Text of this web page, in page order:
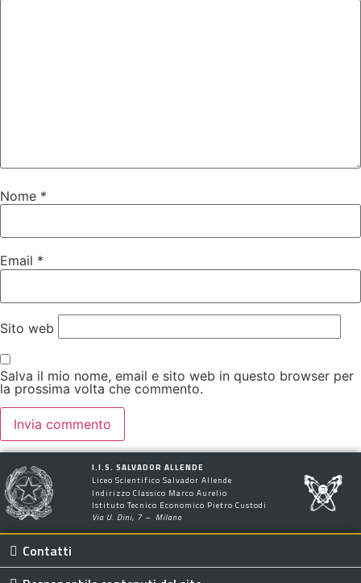
Nome *
Email *
Sito web
Salva il mio nome, email e sito web in questo browser per
la prossima volta che commento.
I.I.S. SALVADOR ALLENDE
Liceo Scientifico Salvador Allende
Indirizzo Classico Marco Aurelio
Istituto Tecnico Economico Pietro Custodi
Via U. Dini, 7 – Milano
Contatti